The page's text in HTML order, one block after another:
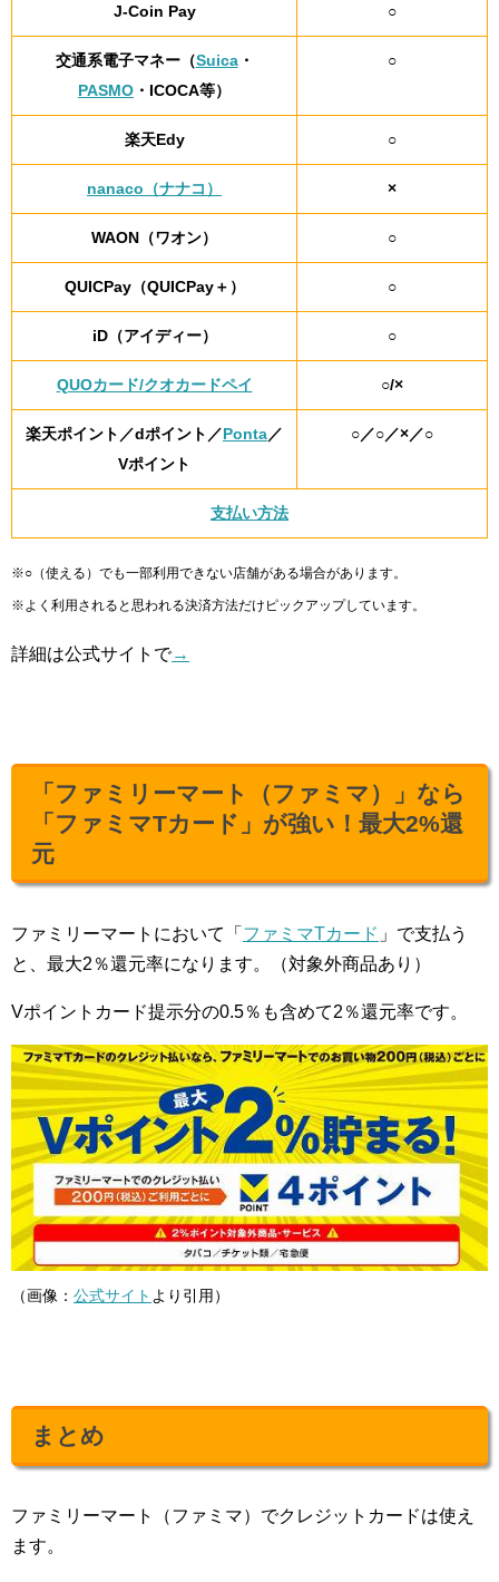
J-Coin Pay ○
交通系電子マネー（Suica・
PASMO ・ICOCA等）
○
楽天Edy ○
nanaco（ナナコ） ×
WAON（ワオン） ○
QUICPay（QUICPay＋） ○
iD（アイディー） ○
QUOカード/クオカードペイ ○/×
楽天ポイント／dポイント／Ponta／
Vポイント
○／○／×／○
支払い方法
※○（使える）でも一部利用できない店舗がある場合があります。
※よく利用されると思われる決済方法だけピックアップしています。
詳細は公式サイトで→
「ファミリーマート（ファミマ）」なら
「ファミマTカード」が強い！最大2%還
元
ファミリーマートにおいて「 ファミマTカード 」で支払う
と、最大2％還元率になります。（対象外商品あり）
Vポイントカード提示分の0.5％も含めて2％還元率です。
（画像： 公式サイト より引用）
まとめ
ファミリーマート（ファミマ）でクレジットカードは使え
ます。